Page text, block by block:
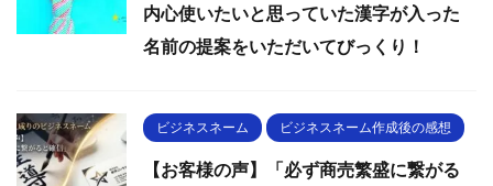
内心使いたいと思っていた漢字が入った
名前の提案をいただいてびっくり！
ビジネスネーム ビジネスネーム作成後の感想
【お客様の声】「必ず商売繁盛に繋がる